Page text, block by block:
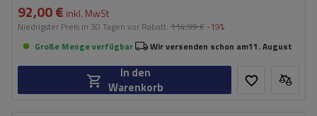
92,00 € inkl. MwSt
Niedrigster Preis in 30 Tagen vor Rabatt: 114,99 € -19%
Große Menge verfügbar
Wir versenden schon am11. August
In den
Warenkorb